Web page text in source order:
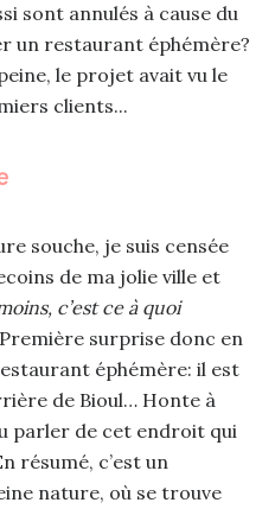
sont annulés à cause du
un restaurant éphémère?
le projet avait vu le
clients...
souche, je suis censée
de ma jolie ville et
c’est ce à quoi
surprise donc en
éphémère: il est
de Bioul… Honte à
parler de cet endroit qui
résumé, c’est un
nature, où se trouve